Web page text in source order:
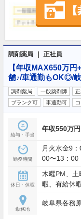
調剤薬局 ｜ 正社員
【年収MAX650万
舗♪/車通勤もOK◎/
調剤薬局 一般薬剤師
ブランク可
車通勤可
給与・手当
年収550万
勤務時間
月火水金9
00〜13：00
休日・休暇
木曜PM、
暇、有給休
勤務地
岐阜県各務